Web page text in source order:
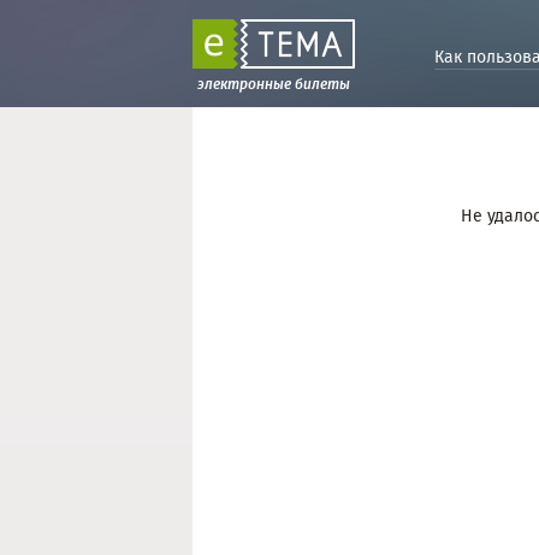
электронные билеты
Как
Не